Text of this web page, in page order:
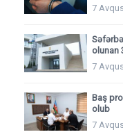
7
olunan
7
Baş
olub
7